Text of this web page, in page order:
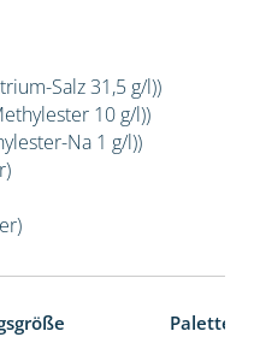
Salz 31,5 g/l))
10 g/l))
Na 1 g/l))